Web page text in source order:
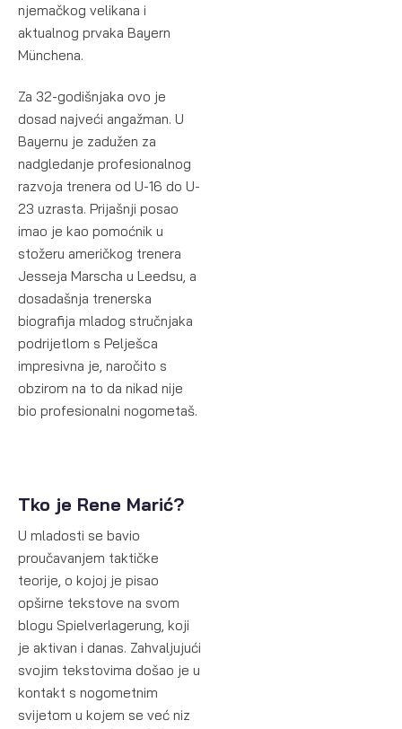
njemačkog velikana i
aktualnog prvaka Bayern
Münchena.
Za 32-godišnjaka ovo je
dosad najveći angažman. U
Bayernu je zadužen za
nadgledanje profesionalnog
razvoja trenera od U-16 do U-
23 uzrasta. Prijašnji posao
imao je kao pomoćnik u
stožeru američkog trenera
Jesseja Marscha u Leedsu, a
dosadašnja trenerska
biografija mladog stručnjaka
podrijetlom s Pelješca
impresivna je, naročito s
obzirom na to da nikad nije
bio profesionalni nogometaš.
Tko je Rene Marić?
U mladosti se bavio
proučavanjem taktičke
teorije, o kojoj je pisao
opširne tekstove na svom
blogu Spielverlagerung, koji
je aktivan i danas. Zahvaljujući
svojim tekstovima došao je u
kontakt s nogometnim
svijetom u kojem se već niz